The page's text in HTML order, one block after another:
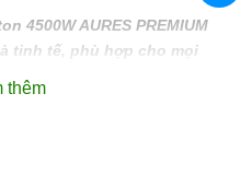
4500W AURES PREMIUM
tinh tế, phù hợp cho mọi
thêm